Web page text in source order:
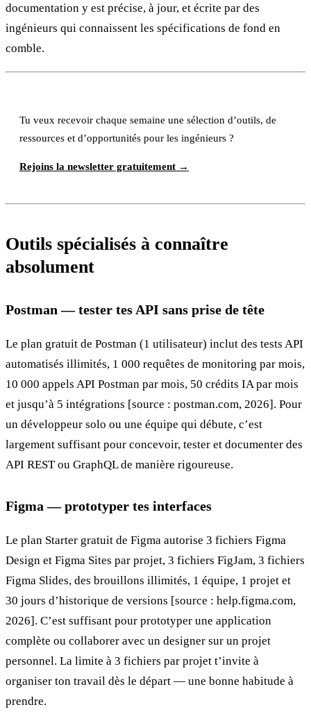
documentation y est précise, à jour, et écrite par des
ingénieurs qui connaissent les spécifications de fond en
comble.
Tu veux recevoir chaque semaine une sélection d’outils, de
ressources et d’opportunités pour les ingénieurs ?
Rejoins la newsletter gratuitement →
Outils spécialisés à connaître
absolument
Postman — tester tes API sans prise de tête
Le plan gratuit de Postman (1 utilisateur) inclut des tests API
automatisés illimités, 1 000 requêtes de monitoring par mois,
10 000 appels API Postman par mois, 50 crédits IA par mois
et jusqu’à 5 intégrations [source : postman.com, 2026]. Pour
un développeur solo ou une équipe qui débute, c’est
largement suffisant pour concevoir, tester et documenter des
API REST ou GraphQL de manière rigoureuse.
Figma — prototyper tes interfaces
Le plan Starter gratuit de Figma autorise 3 fichiers Figma
Design et Figma Sites par projet, 3 fichiers FigJam, 3 fichiers
Figma Slides, des brouillons illimités, 1 équipe, 1 projet et
30 jours d’historique de versions [source : help.figma.com,
2026]. C’est suffisant pour prototyper une application
complète ou collaborer avec un designer sur un projet
personnel. La limite à 3 fichiers par projet t’invite à
organiser ton travail dès le départ — une bonne habitude à
prendre.